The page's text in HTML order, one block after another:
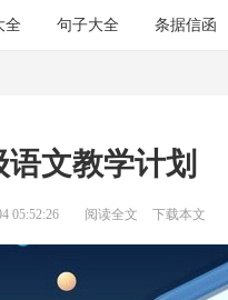
全 句子大全 条据信函
语文教学计划
05:52:26 阅读全文 下载本文